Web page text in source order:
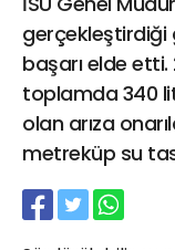
gerçekleştirdiği
başarı elde etti.
toplamda 340
olan arıza
metreküp su